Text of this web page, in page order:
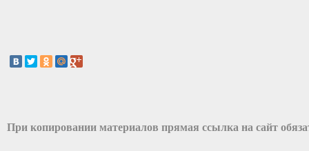
При копировании материалов прямая ссылка на сайт